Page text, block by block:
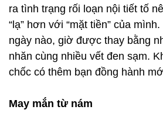
ra tình trạng rối loạn nội tiết tố
“lạ” hơn với “mặt tiền” của
ngày nào, giờ được thay bằng
nhăn cùng nhiều vết đen sạm.
chốc có thêm bạn đồng hành
May mắn từ nám